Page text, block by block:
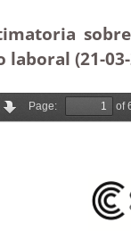
laboral (21-03